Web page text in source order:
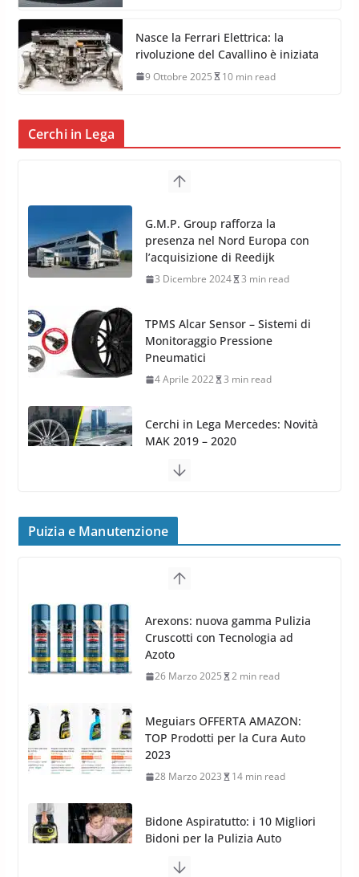
Nasce la Ferrari Elettrica: la
rivoluzione del Cavallino è iniziata
9 Ottobre 2025 10 min read
Cerchi in Lega
TPMS Alcar Sensor – Sistemi di
Monitoraggio Pressione
Pneumatici
4 Aprile 2022 3 min read
Cerchi in Lega Mercedes: Novità
MAK 2019 – 2020
16 Settembre 2019
MAK FIVESTAR (2019)
24 Luglio 2019 1 min read
8 Aprile 2026 7 min read
l’acquisizione di Reedijk
3 Dicembre 2024 3 min read
Puizia e Manutenzione
Meguiars OFFERTA AMAZON:
TOP Prodotti per la Cura Auto
2023
28 Marzo 2023 14 min read
Bidone Aspiratutto: i 10 Migliori
Bidoni per la Pulizia Auto
6 Maggio 2022
Gun per la tua Idropulitrice?
5 Maggio 2022 2 min read